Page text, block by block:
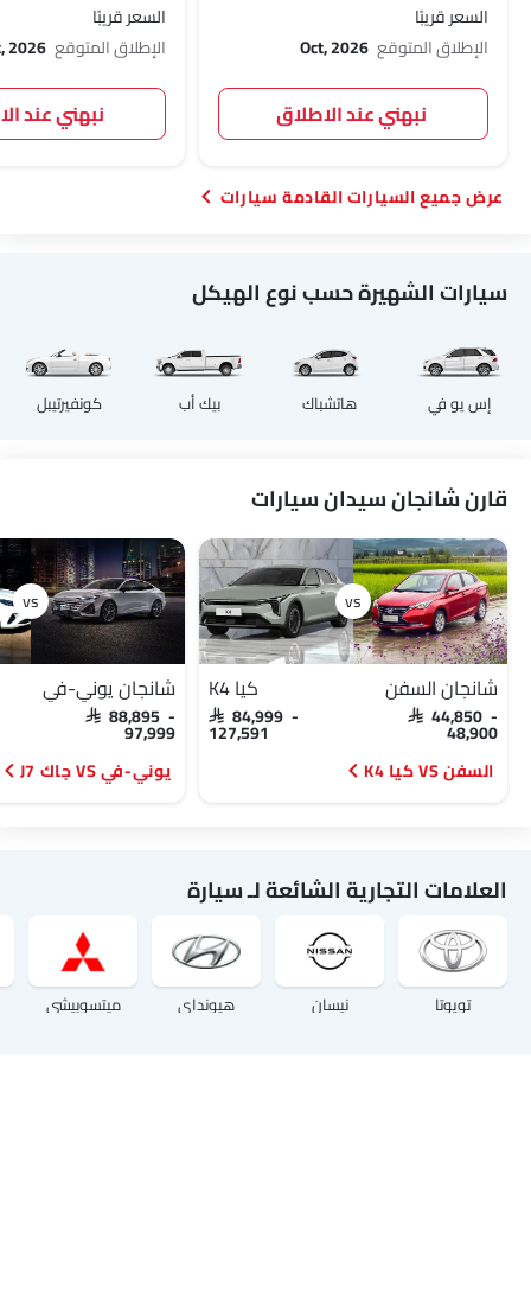
السعر قريبًا
الإطلاق المتوقع Oct, 2026
نبهني عند الاطلاق
السعر قريبًا
الإطلاق المتوقع 2026
نبهني عند
السيارات القادمة سيارات
سيارات الشهيرة حسب نوع الهيكل
إس يو في هاتشباك بيك أب كونفيرتيبل
قارن شانجان سيدان سيارات
شانجان السفن
SAR 44,850 -
48,900
كيا K4
SAR 84,999 -
127,591
السفن VS كيا K4
شانجان يوني-في
SAR 88,895 -
97,999
يوني-في VS جاك J7
العلامات التجارية الشائعة لـ سيارة
تويوتا نيسان هيونداي ميتسوبيشي